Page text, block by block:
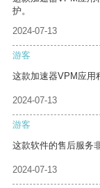
护。
2024-07-13
游客
这款加速器VPM应用
2024-07-13
游客
这款软件的售后服务
2024-07-13